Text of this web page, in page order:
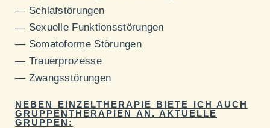
— Schlafstörungen
— Sexuelle Funktionsstörungen
— Somatoforme Störungen
— Trauerprozesse
— Zwangsstörungen
NEBEN EINZELTHERAPIE BIETE ICH AUCH
GRUPPENTHERAPIEN AN. AKTUELLE
GRUPPEN: